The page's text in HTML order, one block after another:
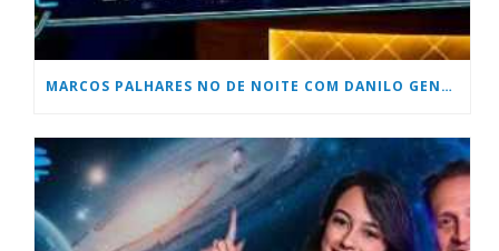
MARCOS PALHARES NO DE NOITE COM DANILO GENTILLI DO SBT